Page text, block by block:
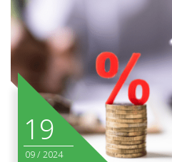
19
09/2024